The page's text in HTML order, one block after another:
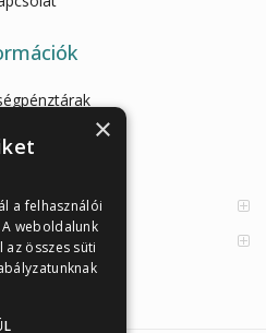
Cikkek
információk
×
a felhasználói
weboldalunk
az összes süti